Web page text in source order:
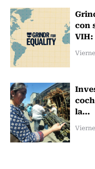
con
VIH:
la...